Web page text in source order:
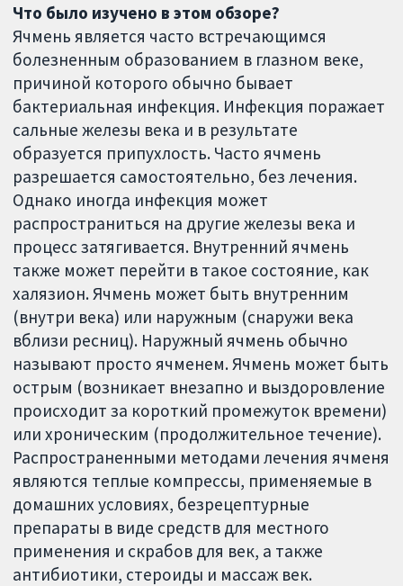
Что было изучено в этом обзоре?
Ячмень является часто встречающимся
болезненным образованием в глазном веке,
причиной которого обычно бывает
бактериальная инфекция. Инфекция поражает
сальные железы века и в результате
образуется припухлость. Часто ячмень
разрешается самостоятельно, без лечения.
Однако иногда инфекция может
распространиться на другие железы века и
процесс затягивается. Внутренний ячмень
также может перейти в такое состояние, как
халязион. Ячмень может быть внутренним
(внутри века) или наружным (снаружи века
вблизи ресниц). Наружный ячмень обычно
называют просто ячменем. Ячмень может быть
острым (возникает внезапно и выздоровление
происходит за короткий промежуток времени)
или хроническим (продолжительное течение).
Распространенными методами лечения ячменя
являются теплые компрессы, применяемые в
домашних условиях, безрецептурные
препараты в виде средств для местного
применения и скрабов для век, а также
антибиотики, стероиды и массаж век.